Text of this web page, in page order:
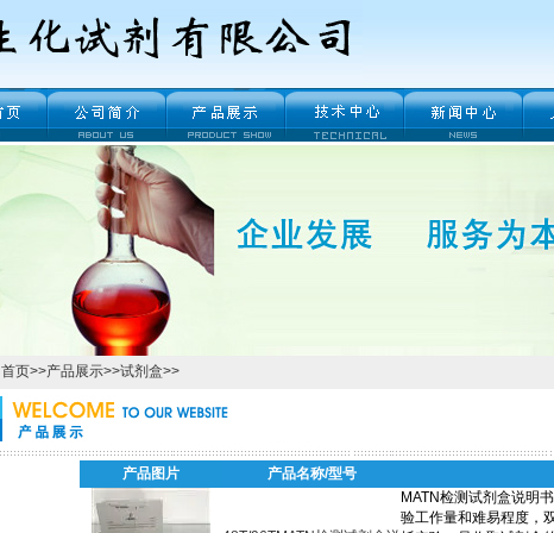
首页>>产品展示>>试剂盒>>
产品图片 产品名称/型号